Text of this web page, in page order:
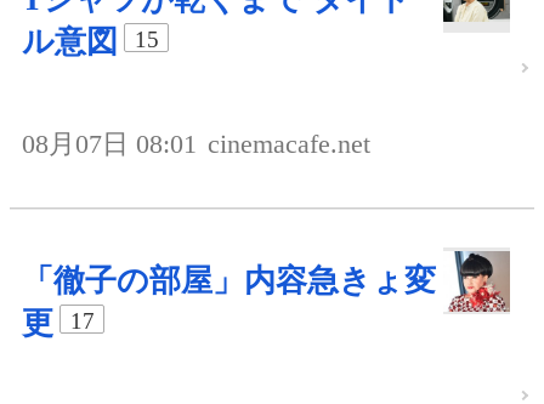
ル意図
15
08月07日 08:01 cinemacafe.net
「徹子の部屋」内容急きょ変
更
17